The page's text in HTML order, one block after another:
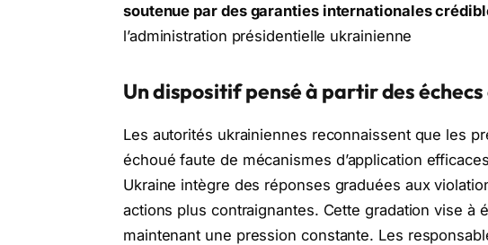
soutenue par des garanties internationales
l’administration présidentielle ukrainienne
Un dispositif pensé à partir des
Les autorités ukrainiennes reconnaissent que les
échoué faute de mécanismes d’application
Ukraine intègre des réponses graduées aux
actions plus contraignantes. Cette gradation vise à
maintenant une pression constante. Les